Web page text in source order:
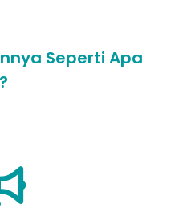
Seperti Apa
?